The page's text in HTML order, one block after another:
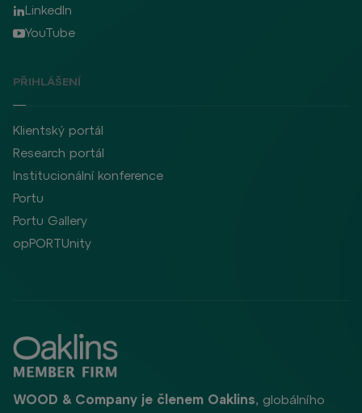
LinkedIn
YouTube
PŘIHLÁŠENÍ
Klientský portál
Research portál
Institucionální konference
Portu
Portu Gallery
opPORTUnity
WOOD & Company je členem Oaklins, globálního